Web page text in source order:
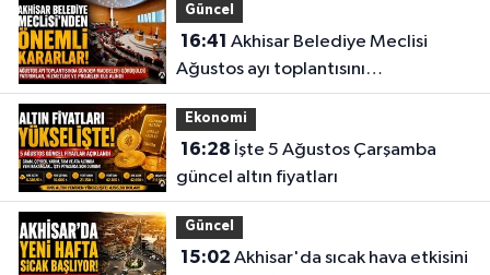
Güncel
16:41
Ağustos ayı toplantısını
gerçekleştirdi
Ekonomi
16:28
güncel altın fiyatları
Güncel
15:02